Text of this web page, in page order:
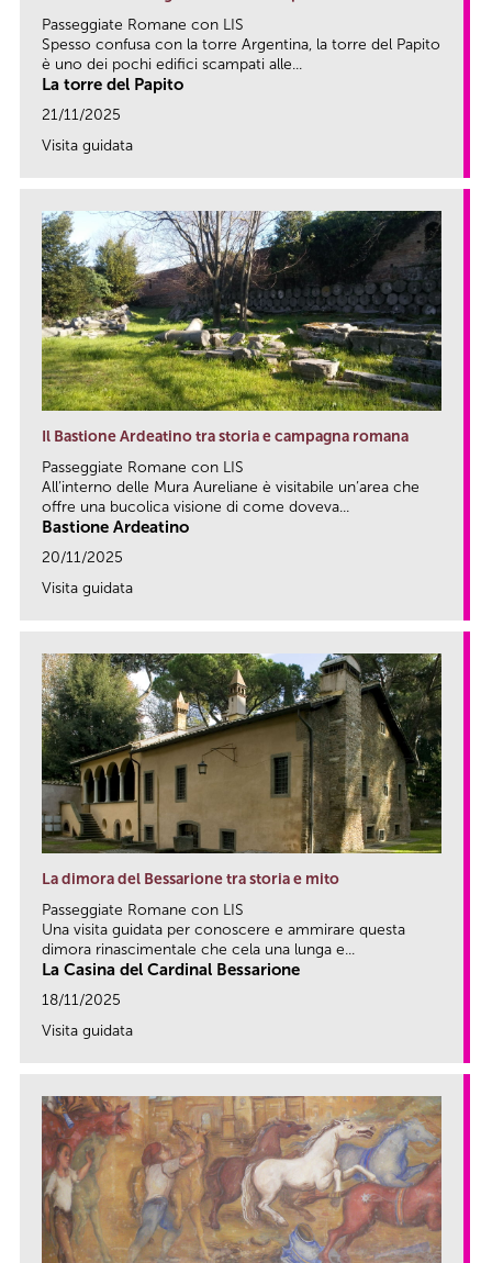
Passeggiate Romane con LIS
Spesso confusa con la torre Argentina, la torre del Papito
è uno dei pochi edifici scampati alle...
La torre del Papito
21/11/2025
Visita guidata
Il Bastione Ardeatino tra storia e campagna romana
Passeggiate Romane con LIS
All’interno delle Mura Aureliane è visitabile un’area che
offre una bucolica visione di come doveva...
Bastione Ardeatino
20/11/2025
Visita guidata
La dimora del Bessarione tra storia e mito
Passeggiate Romane con LIS
Una visita guidata per conoscere e ammirare questa
dimora rinascimentale che cela una lunga e...
La Casina del Cardinal Bessarione
18/11/2025
Visita guidata